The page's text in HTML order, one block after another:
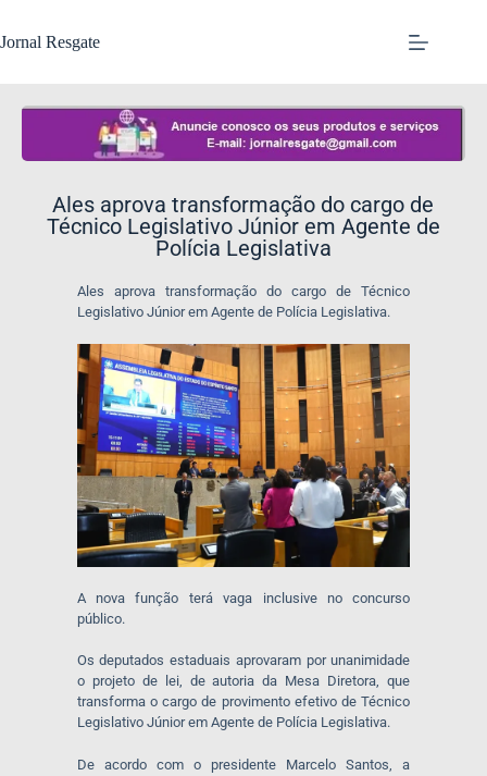
Jornal Resgate
Ales aprova transformação do cargo de
Técnico Legislativo Júnior em Agente de
Polícia Legislativa
Ales aprova transformação do cargo de Técnico
Legislativo Júnior em Agente de Polícia Legislativa.
A nova função terá vaga inclusive no concurso
público.
Os deputados estaduais aprovaram por unanimidade
o projeto de lei, de autoria da Mesa Diretora, que
transforma o cargo de provimento efetivo de Técnico
Legislativo Júnior em Agente de Polícia Legislativa.
De acordo com o presidente Marcelo Santos, a